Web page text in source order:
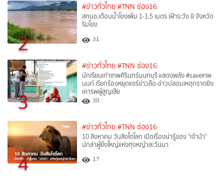
2
#ข่าวทั่วไทย #TNN ช่อง16
สทนช.เตือนน้ำโขงเพิ่ม 1-1.5 เมตร เฝ้าระวัง 8 จังหวัด
ริมโขง
31
3
#ข่าวทั่วไทย #TNN ช่อง16
นักเรียนเก่าเทพศิรินทร์นนทบุรี แสดงพลัง #saveเทพ
นนท์ เรียกร้องหยุดแชร์ข่าวลือ-ข่าวปลอมเหตุกราดยิง
เคารพผู้สูญเสีย
30
4
#ข่าวทั่วไทย #TNN ช่อง16
10 สิงหาคม วันสิงโตโลก เปิดเรื่องน่ารู้ของ "เจ้าป่า"
นักล่าผู้ยิ่งใหญ่แห่งทุ่งหญ้าสะวันนา
17